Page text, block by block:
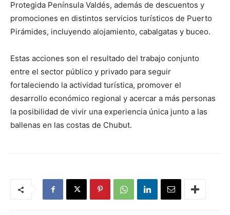
Protegida Península Valdés, además de descuentos y
promociones en distintos servicios turísticos de Puerto
Pirámides, incluyendo alojamiento, cabalgatas y buceo.
Estas acciones son el resultado del trabajo conjunto
entre el sector público y privado para seguir
fortaleciendo la actividad turística, promover el
desarrollo económico regional y acercar a más personas
la posibilidad de vivir una experiencia única junto a las
ballenas en las costas de Chubut.